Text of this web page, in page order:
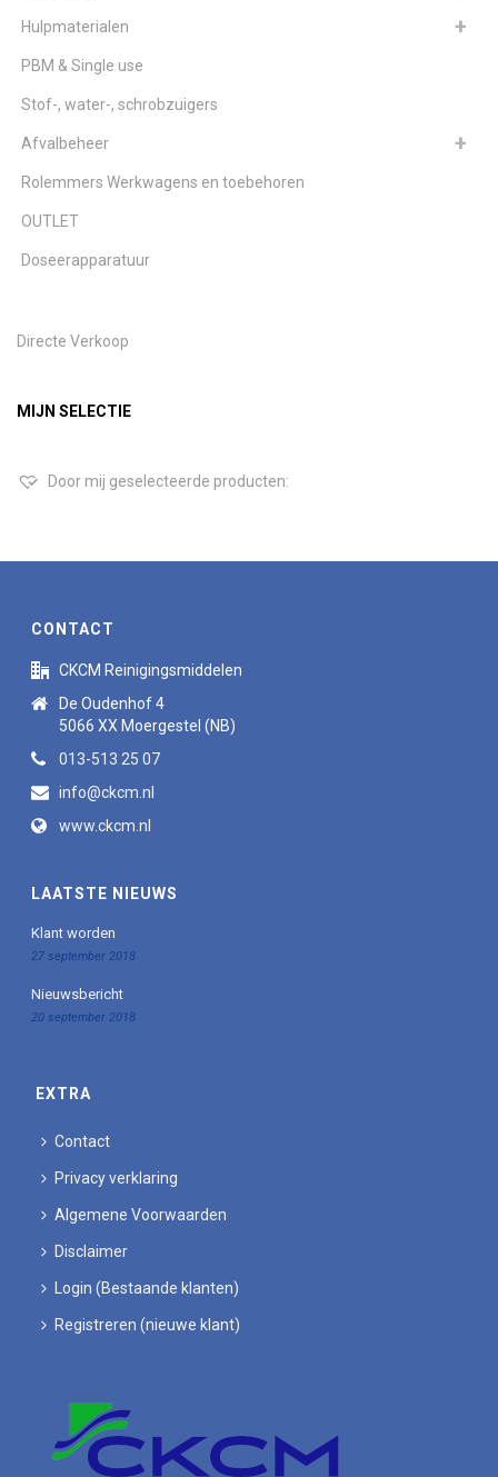
Hulpmaterialen
PBM & Single use
Stof-, water-, schrobzuigers
Afvalbeheer
Rolemmers Werkwagens en toebehoren
OUTLET
Doseerapparatuur
Directe Verkoop
MIJN SELECTIE
Door mij geselecteerde producten:
CONTACT
CKCM Reinigingsmiddelen
De Oudenhof 4
5066 XX Moergestel (NB)
013-513 25 07
info@ckcm.nl
www.ckcm.nl
LAATSTE NIEUWS
Klant worden
27 september 2018
Nieuwsbericht
20 september 2018
EXTRA
Contact
Privacy verklaring
Algemene Voorwaarden
Disclaimer
Login (Bestaande klanten)
Registreren (nieuwe klant)